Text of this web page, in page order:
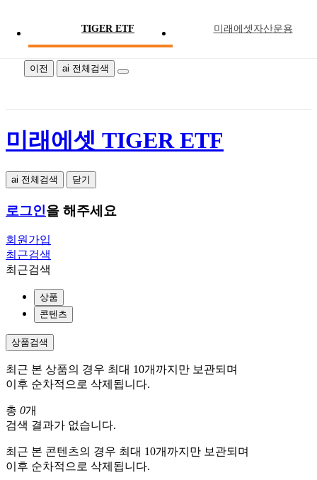
TIGER ETF 미래에셋자산운용
미래에셋 TIGER ETF
이전 ai 전체검색
미래에셋 TIGER ETF
ai 전체검색 닫기
로그인을 해주세요
회원가입
최근검색
최근검색
상품
콘텐츠
상품검색
최근 본 상품의 경우 최대 10개까지만 보관되며
이후 순차적으로 삭제됩니다.
총 0개
검색 결과가 없습니다.
최근 본 콘텐츠의 경우 최대 10개까지만 보관되며
이후 순차적으로 삭제됩니다.